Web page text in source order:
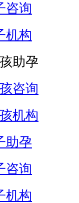
咨询
机构
助孕
咨询
机构
助孕
咨询
机构